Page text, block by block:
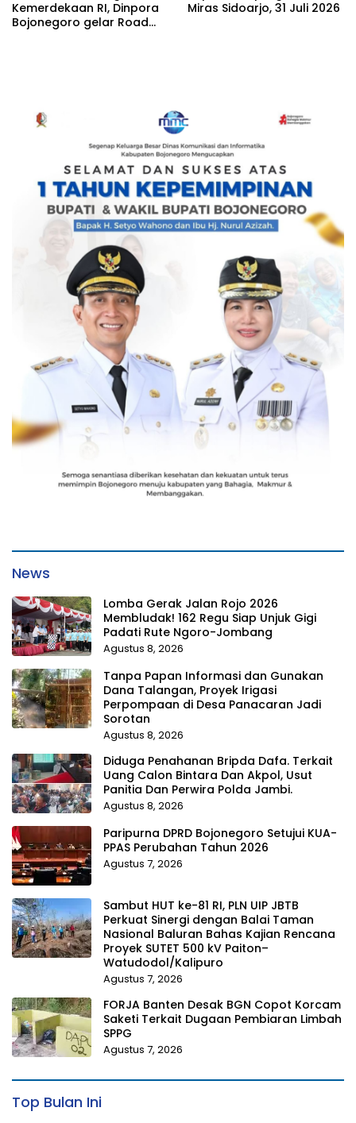
Kemerdekaan RI, Dinpora
Bojonegoro gelar Road
Miras Sidoarjo, 31 Juli 2026
News
Lomba Gerak Jalan Rojo 2026
Membludak! 162 Regu Siap Unjuk Gigi
Padati Rute Ngoro-Jombang
Agustus 8, 2026
Tanpa Papan Informasi dan Gunakan
Dana Talangan, Proyek Irigasi
Perpompaan di Desa Panacaran Jadi
Sorotan
Agustus 8, 2026
Diduga Penahanan Bripda Dafa. Terkait
Uang Calon Bintara Dan Akpol, Usut
Panitia Dan Perwira Polda Jambi.
Agustus 8, 2026
Paripurna DPRD Bojonegoro Setujui KUA-
PPAS Perubahan Tahun 2026
Agustus 7, 2026
Sambut HUT ke-81 RI, PLN UIP JBTB
Perkuat Sinergi dengan Balai Taman
Nasional Baluran Bahas Kajian Rencana
Proyek SUTET 500 kV Paiton–
Watudodol/Kalipuro
Agustus 7, 2026
FORJA Banten Desak BGN Copot Korcam
Saketi Terkait Dugaan Pembiaran Limbah
SPPG
Agustus 7, 2026
Top Bulan Ini